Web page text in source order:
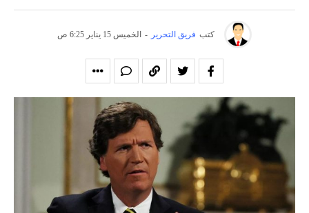
كتب فريق التحرير - الخميس 15 يناير 6:25 ص